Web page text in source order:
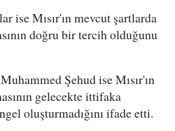
ise Mısır'ın mevcut şartlarda
doğru bir tercih olduğunu
Şehud ise Mısır'ın
gelecekte ittifaka
oluşturmadığını ifade etti.